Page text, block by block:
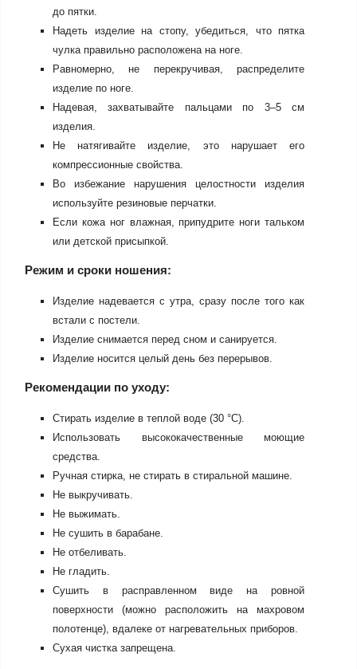
до пятки.
Надеть изделие на стопу, убедиться, что пятка
чулка правильно расположена на ноге.
Равномерно, не перекручивая, распределите
изделие по ноге.
Надевая, захватывайте пальцами по 3–5 см
изделия.
Не натягивайте изделие, это нарушает его
компрессионные свойства.
Во избежание нарушения целостности изделия
используйте резиновые перчатки.
Если кожа ног влажная, припудрите ноги тальком
или детской присыпкой.
Режим и сроки ношения:
Изделие надевается с утра, сразу после того как
встали с постели.
Изделие снимается перед сном и санируется.
Изделие носится целый день без перерывов.
Рекомендации по уходу:
Стирать изделие в теплой воде (30 °С).
Использовать высококачественные моющие
средства.
Ручная стирка, не стирать в стиральной машине.
Не выкручивать.
Не выжимать.
Не сушить в барабане.
Не отбеливать.
Не гладить.
Сушить в расправленном виде на ровной
поверхности (можно расположить на махровом
полотенце), вдалеке от нагревательных приборов.
Сухая чистка запрещена.